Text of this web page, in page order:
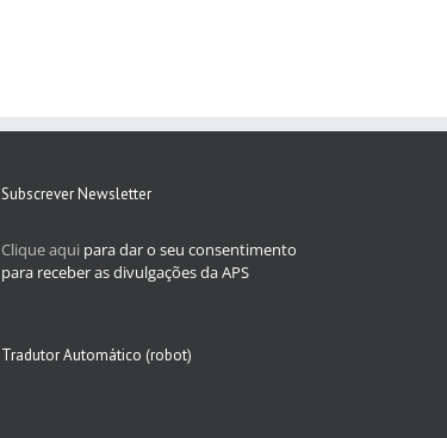
Subscrever Newsletter
Clique aqui para dar o seu consentimento
para receber as divulgações da APS
Tradutor Automático (robot)